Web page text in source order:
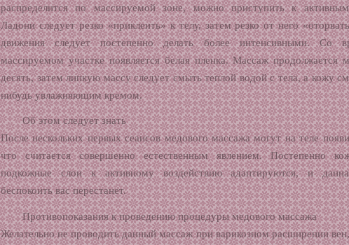
распределится по массируемой зоне, можно приступить к
Ладони следует резко «приклеить» к телу, затем резко от него
движения следует постепенно делать более интенсивными. Со
массируемом участке появляется белая пленка. Массаж продолжается
десять, затем липкую массу следует смыть теплой водой с тела, а кожу
нибудь увлажняющим кремом.
Об этом следует знать
После нескольких первых сеансов медового массажа могут на теле
что считается совершенно естественным явлением. Постепенно
подкожные слои к активному воздействию адаптируются, и
беспокоить вас перестанет.
Противопоказания к проведению процедуры медового массажа
Желательно не проводить данный массаж при варикозном расширении